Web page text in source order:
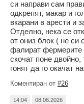
си направи сам
одкрепят, макар и
вкарани в арести и
Отделно, нека се
от ониз блок ( не
фалират фермерите
скочат поне
гонят да го окачат
Коментиран от #26
14:04 08.06.2026